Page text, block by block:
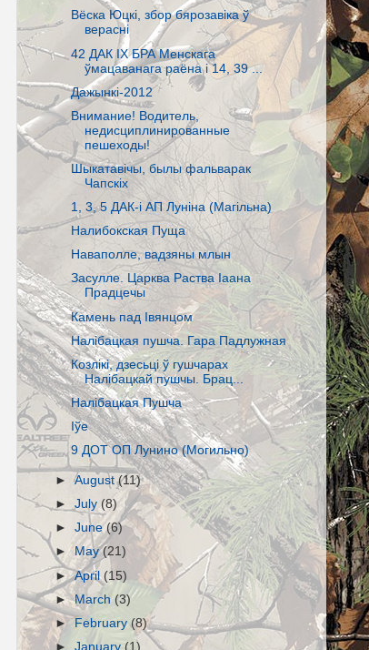
Вёска Юцкі, збор бярозавіка ў
верасні
42 ДАК IX БРА Менскага
ўмацаванага раёна і 14, 39 ...
Дажынкі-2012
Внимание! Водитель,
недисциплинированные
пешеходы!
Шыкатавічы, былы фальварак
Чапскіх
1, 3, 5 ДАК-i АП Лунiна (Магiльна)
Налибокская Пуща
Наваполле, вадзяны млын
Засулле. Царква Раства Іаана
Прадцечы
Камень пад Івянцом
Налібацкая пушча. Гара Падлужная
Козлікі, дзесьці ў гушчарах
Налібацкай пушчы. Брац...
Налібацкая Пушча
Іўе
9 ДОТ ОП Лунино (Могильно)
►August(11)
►July(8)
►June(6)
►May(21)
►April (15)
►March(3)
► February(8)
►January(1)